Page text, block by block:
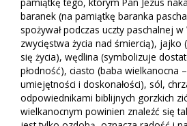
pamiątkę tego, którym Pan Jezus
baranek (na pamiątkę baranka
spożywał podczas uczty paschalnej
zwycięstwa życia nad śmiercią), jajko
się życia), wędlina (symbolizuje
płodność), ciasto (baba wielkanocna
umiejętności i doskonałości), sól,
odpowiednikami biblijnych gorzkich
wielkanocnym powinien znaleźć się